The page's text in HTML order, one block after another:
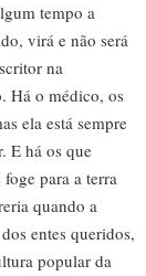
tempo a
virá e não será
na
Há o médico, os
ela está sempre
E há os que
para a terra
quando a
entes queridos,
popular da